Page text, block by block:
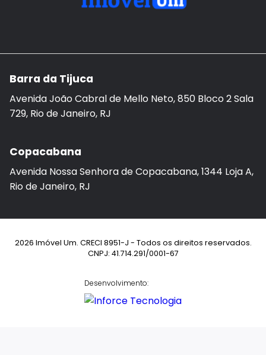
Barra da Tijuca
Avenida João Cabral de Mello Neto, 850 Bloco 2 Sala
729, Rio de Janeiro, RJ
Copacabana
Avenida Nossa Senhora de Copacabana, 1344 Loja A,
Rio de Janeiro, RJ
2026 Imóvel Um. CRECI 8951-J - Todos os direitos reservados.
CNPJ: 41.714.291/0001-67
Desenvolvimento: